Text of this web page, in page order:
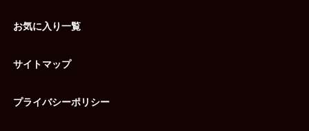
お気に入り一覧
サイトマップ
プライバシーポリシー